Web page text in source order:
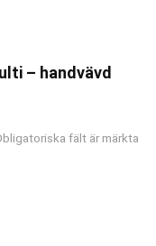
– handvävd
fält är märkta